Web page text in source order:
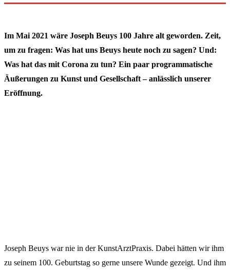
Im Mai 2021 wäre Joseph Beuys 100 Jahre alt geworden. Zeit,
um zu fragen: Was hat uns Beuys heute noch zu sagen? Und:
Was hat das mit Corona zu tun? Ein paar programmatische
Äußerungen zu Kunst und Gesellschaft – anlässlich unserer
Eröffnung.
Joseph Beuys war nie in der KunstArztPraxis. Dabei hätten wir ihm
zu seinem 100. Geburtstag so gerne unsere Wunde gezeigt. Und ihm